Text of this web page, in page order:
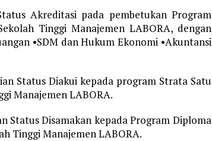
Akreditasi pada pembetukan Program
Tinggi Manajemen LABORA, dengan
•SDM dan Hukum Ekonomi •Akuntansi
Status Diakui kepada program Strata Satu
Manajemen LABORA.
Status Disamakan kepada Program Diploma
Tinggi Manajemen LABORA.